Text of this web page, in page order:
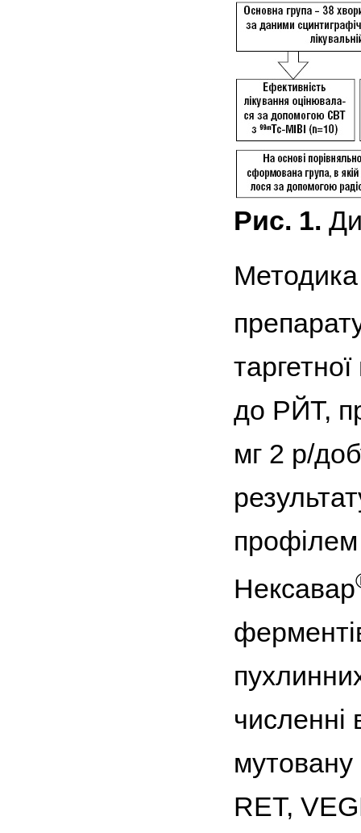
Рис. 1.
до РЙТ,
мг 2 р/
профілем
Нексавар
численні
мутовану
RET,